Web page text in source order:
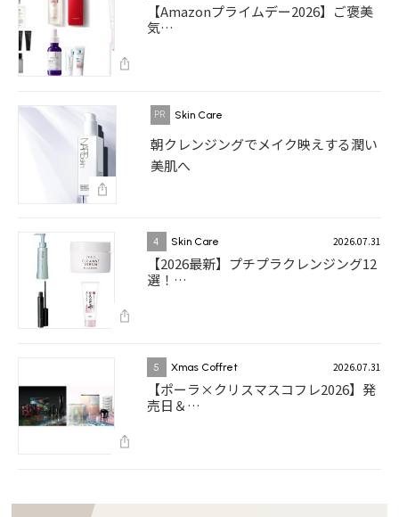
【Amazonプライムデー2026】ご褒美
気…
Skin Care
朝クレンジングでメイク映えする潤い
美肌へ
4 Skin Care 2026.07.31
【2026最新】プチプラクレンジング12
選！…
5 Xmas Coffret 2026.07.31
【ポーラ×クリスマスコフレ2026】発
売日＆…